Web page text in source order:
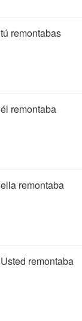
tú remontabas
él remontaba
ella remontaba
Usted remontaba